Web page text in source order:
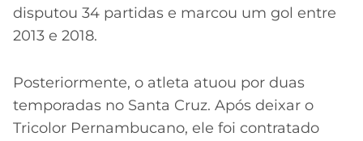
disputou 34 partidas e marcou um gol entre
2013 e 2018.
Posteriormente, o atleta atuou por duas
temporadas no Santa Cruz. Após deixar o
Tricolor Pernambucano, ele foi contratado